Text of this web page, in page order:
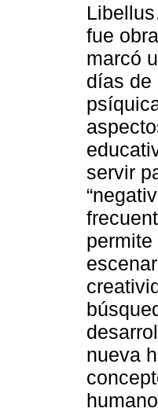
fue
marcó
días de
servir
nueva